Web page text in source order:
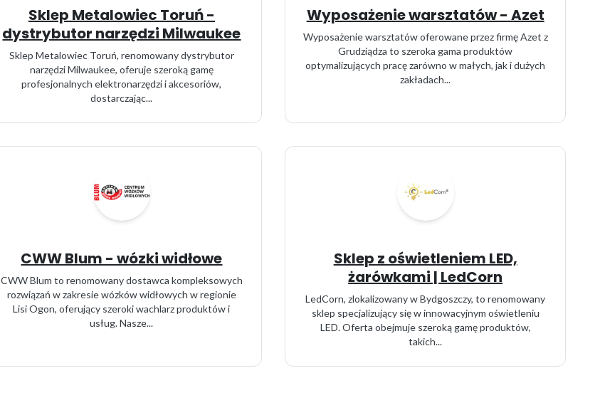
Sklep Metalowiec Toruń -
dystrybutor narzędzi Milwaukee
Sklep Metalowiec Toruń, renomowany dystrybutor
narzędzi Milwaukee, oferuje szeroką gamę
profesjonalnych elektronarzędzi i akcesoriów,
dostarczając...
Wyposażenie warsztatów - Azet
Wyposażenie warsztatów oferowane przez firmę Azet z
Grudziądza to szeroka gama produktów
optymalizujących pracę zarówno w małych, jak i dużych
zakładach...
CWW Blum - wózki widłowe
CWW Blum to renomowany dostawca kompleksowych
rozwiązań w zakresie wózków widłowych w regionie
Lisi Ogon, oferujący szeroki wachlarz produktów i
usług. Nasze...
Sklep z oświetleniem LED,
żarówkami | LedCorn
LedCorn, zlokalizowany w Bydgoszczy, to renomowany
sklep specjalizujący się w innowacyjnym oświetleniu
LED. Oferta obejmuje szeroką gamę produktów,
takich...